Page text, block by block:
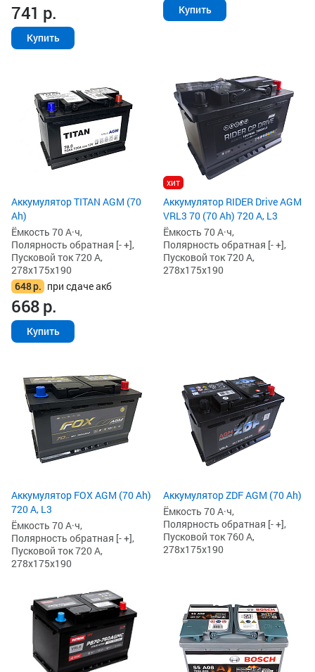
741 р.
Купить
Купить
Аккумулятор TITAN AGM (70
Ah)
Ёмкость 70 А·ч,
Полярность обратная [- +],
Пусковой ток 720 А,
278x175x190
648р. при сдаче акб
668р.
Купить
хит
Аккумулятор RIDER Drive AGM
VRL3 70 (70 Ah) 720 А, L3
Ёмкость 70 А·ч,
Полярность обратная [- +],
Пусковой ток 720 А,
278x175x190
Аккумулятор FOX AGM (70 Ah)
720 А, L3
Ёмкость 70 А·ч,
Полярность обратная [- +],
Пусковой ток 720 А,
278x175x190
Аккумулятор ZDF AGM (70 Ah)
Ёмкость 70 А·ч,
Полярность обратная [- +],
Пусковой ток 760 А,
278x175x190